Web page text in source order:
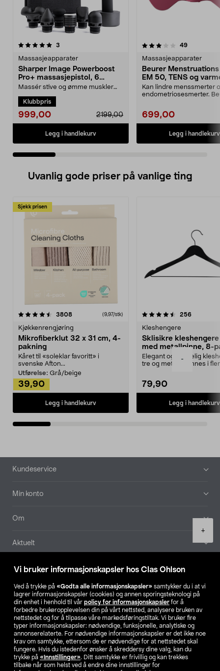
Vi bruker informasjonskapsler hos Clas Ohlson
Ved å trykke på «Godta alle informasjonskapsler» samtykker du i at vi
lagrer informasjonskapsler (cookies) og annen sporingsteknologi på
din enhet i henhold til vår policy for informasjonskapsler for å
forbedre brukeropplevelsen din på vårt nettsted, analysere bruken av
nettstedet og for å tilpasse våre markedsføringstiltak. Vi bruker fire
typer informasjonskapsler: nødvendige, funksjonelle, analytiske og
annonserelaterte. For nødvendige informasjonskapsler er det ikke noe
krav om samtykke, ettersom de er nødvendige for at nettstedet skal
fungere. Hvis du istedenfor ønsker å skreddersy dine valg, kan du
trykke på «Innstillinger». Ditt samtykke er frivillig og kan trekkes
tilbake når som helst ved å endre dine innstillinger for
-
+
3
Massasjeapparater
Sharper Image Powerboost
Pro+ massasjepistol, 6
munnstykker
Massér stive og ømme muskler
kuldeterapi. Dyp pulsmassas...
Klubbpris
999,00 2199,00
Legg i handlekurv
3.5 av 5 stjerner 49
Massasjeapparater
Beurer Menstruations
EM 50, TENS og
Kan lindre menssmerter
endometriosesmerter.
699,00
Legg i handlekurv
4.5 av 5 stjerner
Uvanlig gode priser på vanlige ting
Sjekk prisen
3808anmeldelser(9,97/stk)
Kjøkkenrengjøring
Mikrofiberklut 32 x 31 cm, 4-
pakning
Kåret til «soleklar favoritt» i
svenske Afton...
Utførelse: Grå/beige
39,90
Legg i handlekurv
4.5av 5 stjerner 256
Kleshengere
Sklisikre
med metallpinne, 8-
Elegant og skikkelig
tre og metall – finnes i
79,90
Legg i handlekurv
4.5av 5 stjerner
Bunntekst
Kundeservice
Min konto
Om
Aktuelt
Våre selskaper
Finn din butikk
SE NO FI